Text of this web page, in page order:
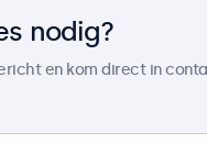
nodig?
en kom direct in